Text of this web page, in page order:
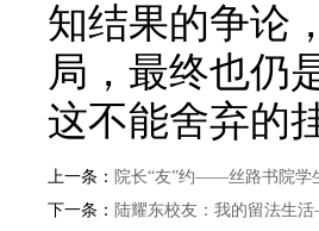
知结果的争论
局，最终也仍
这不能舍弃的
上一条： 院长“友”约——丝路书院学
下一条： 陆耀东校友：我的留法生